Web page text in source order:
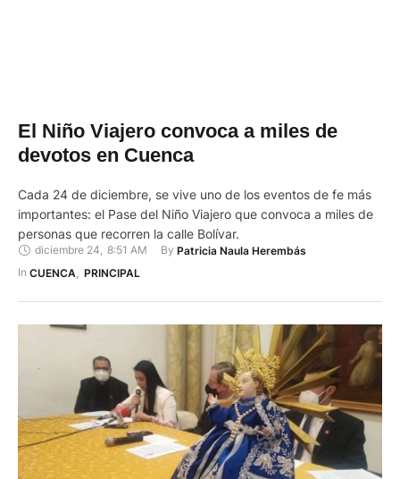
El Niño Viajero convoca a miles de
devotos en Cuenca
Cada 24 de diciembre, se vive uno de los eventos de fe más
importantes: el Pase del Niño Viajero que convoca a miles de
personas que recorren la calle Bolívar.
diciembre 24, 8:51 AM By Patricia Naula Herembás
In CUENCA PRINCIPAL